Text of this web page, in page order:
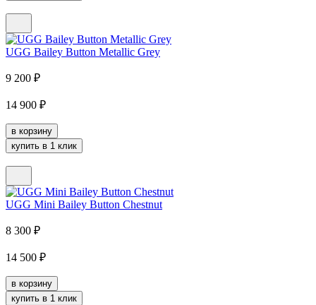
UGG Bailey Button Metallic Grey
9 200 ₽
14 900 ₽
в корзину
купить в 1 клик
UGG Mini Bailey Button Chestnut
8 300 ₽
14 500 ₽
в корзину
купить в 1 клик